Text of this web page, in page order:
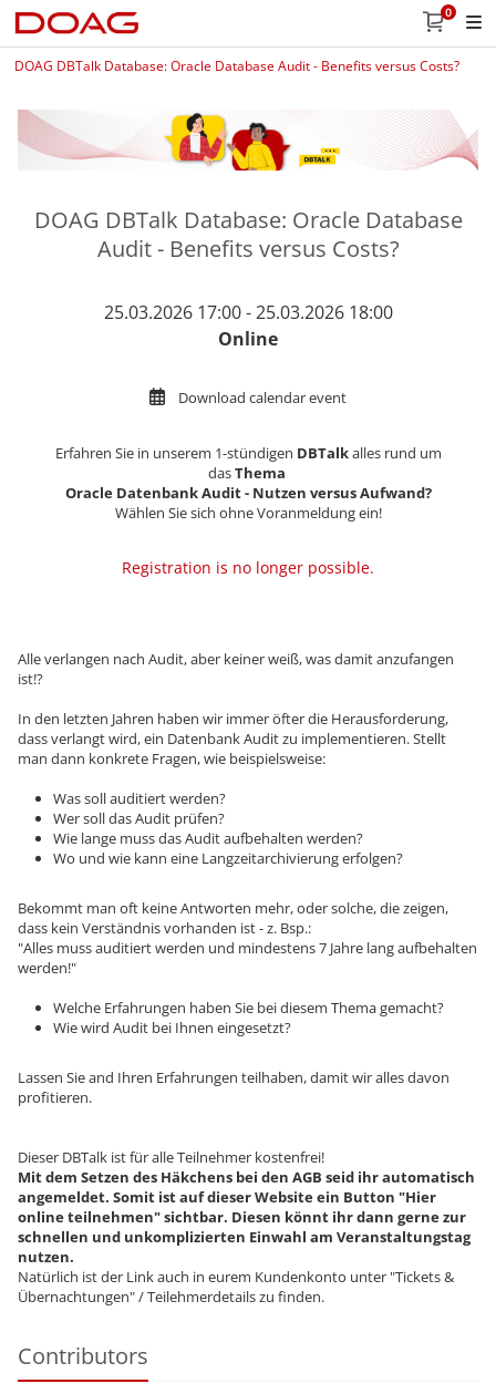
0
DOAG DBTalk Database: Oracle Database Audit - Benefits versus Costs?
DOAG DBTalk Database: Oracle Database
Audit - Benefits versus Costs?
25.03.2026 17:00 - 25.03.2026 18:00
Online
Download calendar event
Erfahren Sie in unserem 1-stündigen DBTalkalles rund um
dasThema
Oracle Datenbank Audit - Nutzen versus Aufwand?
Wählen Sie sich ohne Voranmeldung ein!
Registration is no longer possible.
Alle verlangen nach Audit, aber keiner weiß, was damit anzufangen
ist!?
In den letzten Jahren haben wir immer öfter die Herausforderung,
dass verlangt wird, ein Datenbank Audit zu implementieren. Stellt
man dann konkrete Fragen, wie beispielsweise:
Was soll auditiert werden?
Wer soll das Audit prüfen?
Wie lange muss das Audit aufbehalten werden?
Wo und wie kann eine Langzeitarchivierung erfolgen?
Bekommt man oft keine Antworten mehr, oder solche, die zeigen,
dass kein Verständnis vorhanden ist - z. Bsp.:
"Alles muss auditiert werden und mindestens 7 Jahre lang aufbehalten
werden!"
Welche Erfahrungen haben Sie bei diesem Thema gemacht?
Wie wird Audit bei Ihnen eingesetzt?
Lassen Sie and Ihren Erfahrungen teilhaben, damit wir alles davon
profitieren.
Dieser DBTalk ist für alle Teilnehmer kostenfrei!
Mit dem Setzen des Häkchens bei den AGB seid ihr automatisch
angemeldet. Somit ist auf dieser Website ein Button "Hier
online teilnehmen" sichtbar. Diesen könnt ihr dann gerne zur
schnellen und unkomplizierten Einwahl am Veranstaltungstag
nutzen.
Natürlich ist der Link auch in eurem Kundenkonto unter "Tickets &
Übernachtungen" / Teilehmerdetails zu finden.
Contributors